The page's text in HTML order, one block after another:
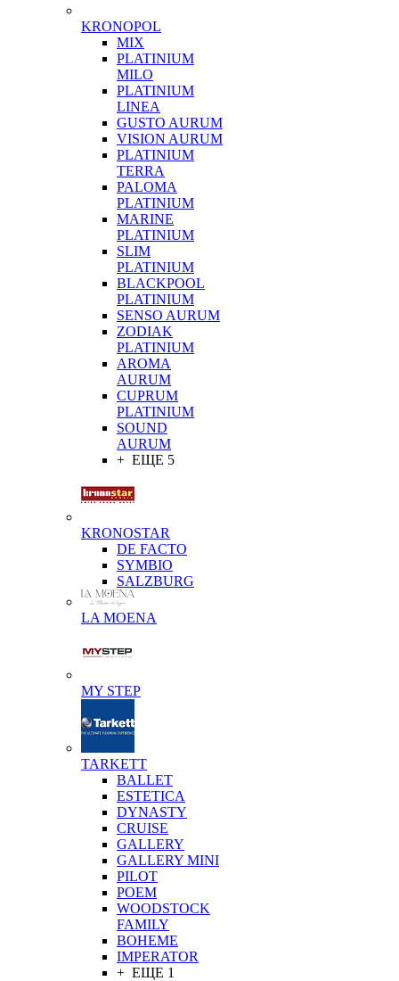
KRONOPOL
MIX
PLATINIUM
MILO
PLATINIUM
LINEA
GUSTO AURUM
VISION AURUM
PLATINIUM
TERRA
PALOMA
PLATINIUM
MARINE
PLATINIUM
SLIM
PLATINIUM
BLACKPOOL
PLATINIUM
SENSO AURUM
ZODIAK
PLATINIUM
AROMA
AURUM
CUPRUM
PLATINIUM
SOUND
AURUM
+ ЕЩЕ 5
KRONOSTAR
DE FACTO
SYMBIO
SALZBURG
LA MOENA
MY STEP
TARKETT
BALLET
ESTETICA
DYNASTY
CRUISE
GALLERY
GALLERY MINI
PILOT
POEM
WOODSTOCK
FAMILY
BOHEME
IMPERATOR
+ ЕЩЕ 1